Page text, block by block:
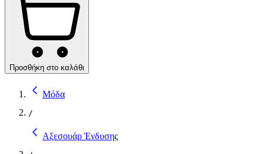
Προσθήκη στο καλάθι
Μόδα
/
Αξεσουάρ Ένδυσης